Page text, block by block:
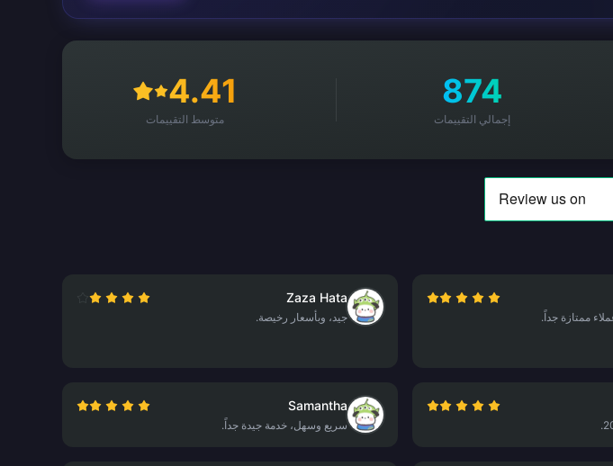
874
إجمالي التقييمات
4.41
متوسط التقييمات
ممتازة جداً.
Zaza Hata
جيد، وبأسعار رخيصة.
Samantha
سريع وسهل، خدمة جيدة جداً.